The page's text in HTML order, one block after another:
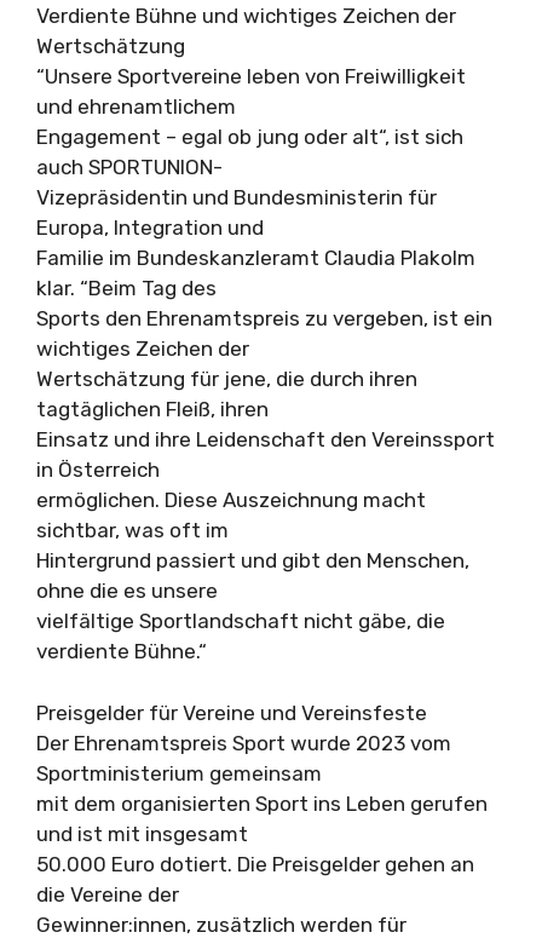
Verdiente Bühne und wichtiges Zeichen der
Wertschätzung
“Unsere Sportvereine leben von Freiwilligkeit
und ehrenamtlichem
Engagement – egal ob jung oder alt“, ist sich
auch SPORTUNION-
Vizepräsidentin und Bundesministerin für
Europa, Integration und
Familie im Bundeskanzleramt Claudia Plakolm
klar. “Beim Tag des
Sports den Ehrenamtspreis zu vergeben, ist ein
wichtiges Zeichen der
Wertschätzung für jene, die durch ihren
tagtäglichen Fleiß, ihren
Einsatz und ihre Leidenschaft den Vereinssport
in Österreich
ermöglichen. Diese Auszeichnung macht
sichtbar, was oft im
Hintergrund passiert und gibt den Menschen,
ohne die es unsere
vielfältige Sportlandschaft nicht gäbe, die
verdiente Bühne.“
Preisgelder für Vereine und Vereinsfeste
Der Ehrenamtspreis Sport wurde 2023 vom
Sportministerium gemeinsam
mit dem organisierten Sport ins Leben gerufen
und ist mit insgesamt
50.000 Euro dotiert. Die Preisgelder gehen an
die Vereine der
Gewinner:innen, zusätzlich werden für